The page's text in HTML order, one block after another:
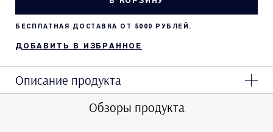
БЕСПЛАТНАЯ ДОСТАВКА ОТ 5000 РУБЛЕЙ.
ДОБАВИТЬ В ИЗБРАННОЕ
Описание продукта
Обзоры продукта